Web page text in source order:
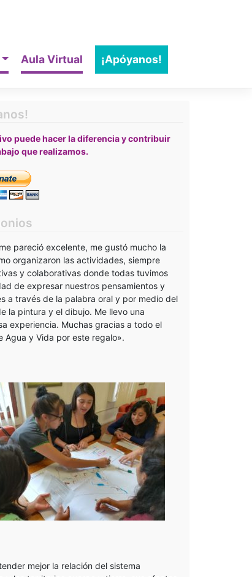
Aula Virtual ¡Apóyanos!
puede hacer la diferencia y contribuir
que realizamos.
pareció excelente, me gustó mucho la
organizaron las actividades, siempre
y colaborativas donde todas tuvimos
de expresar nuestros pensamientos y
a través de la palabra oral y por medio del
la pintura y el dibujo. Me llevo una
experiencia. Muchas gracias a todo el
Agua y Vida por este regalo».
mejor la relación del sistema